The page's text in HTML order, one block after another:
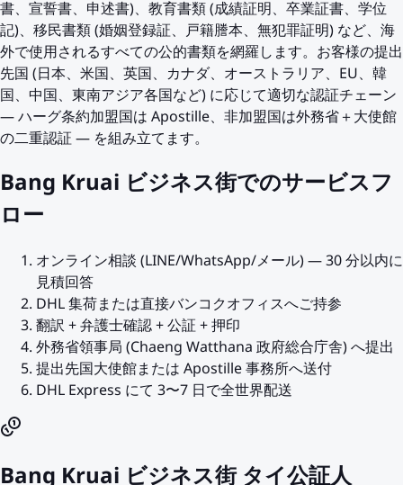
書、宣誓書、申述書)、教育書類 (成績証明、卒業証書、学位
記)、移民書類 (婚姻登録証、戸籍謄本、無犯罪証明) など、海
外で使用されるすべての公的書類を網羅します。お客様の提出
先国 (日本、米国、英国、カナダ、オーストラリア、EU、韓
国、中国、東南アジア各国など) に応じて適切な認証チェーン
— ハーグ条約加盟国は Apostille、非加盟国は外務省＋大使館
の二重認証 — を組み立てます。
Bang Kruai ビジネス街でのサービスフ
ロー
オンライン相談 (LINE/WhatsApp/メール) — 30 分以内に
見積回答
DHL 集荷または直接バンコクオフィスへご持参
翻訳 + 弁護士確認 + 公証 + 押印
外務省領事局 (Chaeng Watthana 政府総合庁舎) へ提出
提出先国大使館または Apostille 事務所へ送付
DHL Express にて 3〜7 日で全世界配送
Bang Kruai ビジネス街 タイ公証人